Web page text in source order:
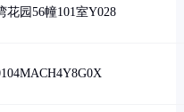
花园56幢101室Y028